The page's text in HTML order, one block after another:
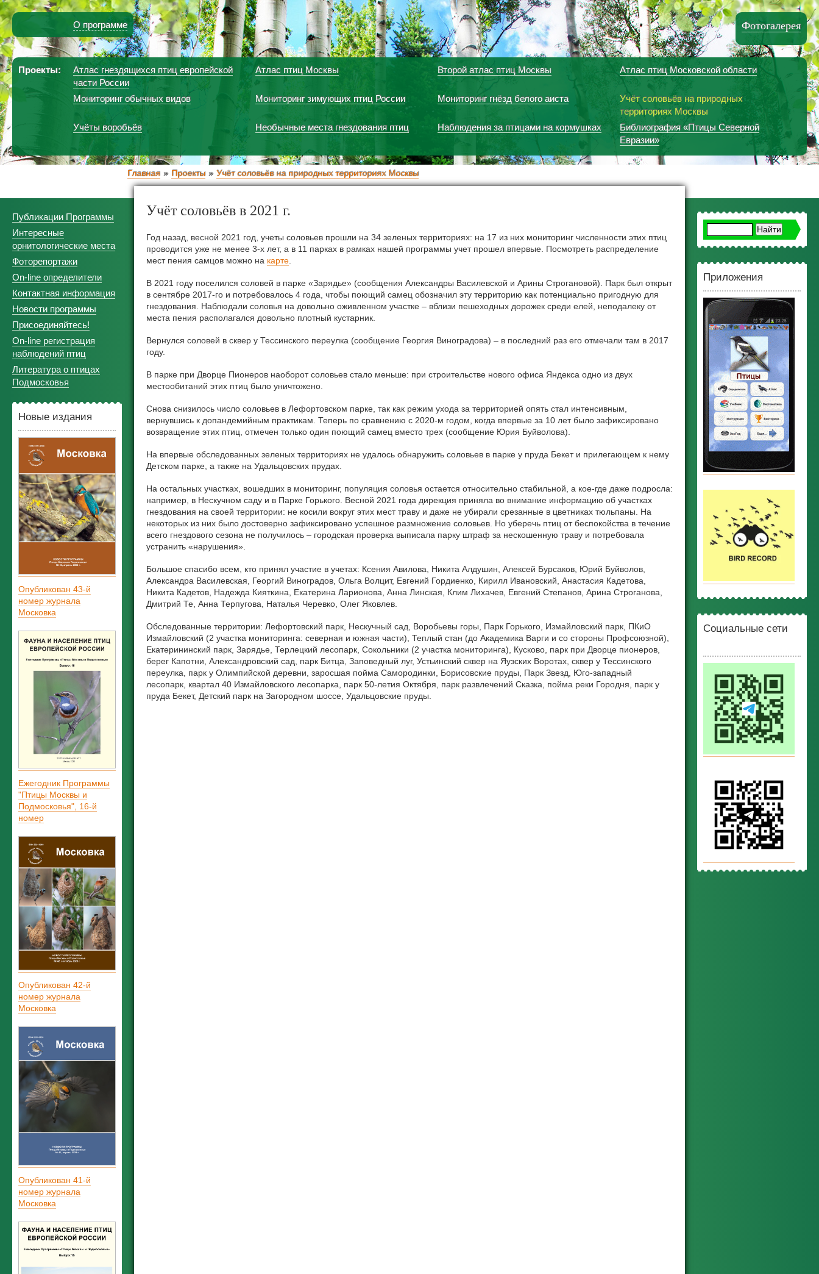
О программе Фотогалерея
Проекты:
Атлас гнездящихся птиц европейской
части России
Атлас птиц Москвы Второй атлас птиц Москвы Атлас птиц Московской области
Мониторинг обычных видов Мониторинг зимующих птиц России Мониторинг гнёзд белого аиста
Учёт соловьёв на природных
территориях Москвы
Учёты воробьёв
Необычные места гнездования птиц Наблюдения за птицами на кормушках
Библиография «Птицы Северной
Евразии»
Главная Проекты Учёт соловьёв на природных территориях Москвы
Публикации Программы
Интересные
орнитологические места
Фоторепортажи
On-line определители
Контактная информация
Новости программы
Присоединяйтесь!
On-line регистрация
наблюдений птиц
Литература о птицах
Подмосковья
Новые издания
Опубликован 43-й
номер журнала
Московка
Ежегодник Программы
"Птицы Москвы и
Подмосковья", 16-й
номер
Опубликован 42-й
номер журнала
Московка
Опубликован 41-й
номер журнала
Московка
Приложения
Социальные сети
Учёт соловьёв в 2021 г.
Год назад, весной 2021 год, учеты соловьев прошли на 34 зеленых территориях: на 17 из них мониторинг численности этих птиц
проводится уже не менее 3-х лет, а в 11 парках в рамках нашей программы учет прошел впервые. Посмотреть распределение
мест пения самцов можно на карте
В 2021 году поселился соловей в парке «Зарядье» (сообщения Александры Василевской и Арины Строгановой). Парк был открыт
в сентябре 2017-го и потребовалось 4 года, чтобы поющий самец обозначил эту территорию как потенциально пригодную для
гнездования. Наблюдали соловья на довольно оживленном участке – вблизи пешеходных дорожек среди елей, неподалеку от
места пения располагался довольно плотный кустарник.
Вернулся соловей в сквер у Тессинского переулка (сообщение Георгия Виноградова) – в последний раз его отмечали там в 2017
году.
В парке при Дворце Пионеров наоборот соловьев стало меньше: при строительстве нового офиса Яндекса одно из двух
местообитаний этих птиц было уничтожено.
Снова снизилось число соловьев в Лефортовском парке, так как режим ухода за территорией опять стал интенсивным,
вернувшись к допандемийным практикам. Теперь по сравнению с 2020-м годом, когда впервые за 10 лет было зафиксировано
возвращение этих птиц, отмечен только один поющий самец вместо трех (сообщение Юрия Буйволова).
На впервые обследованных зеленых территориях не удалось обнаружить соловьев в парке у пруда Бекет и прилегающем к нему
Детском парке, а также на Удальцовских прудах.
На остальных участках, вошедших в мониторинг, популяция соловья остается относительно стабильной, а кое-где даже подросла:
например, в Нескучном саду и в Парке Горького. Весной 2021 года дирекция приняла во внимание информацию об участках
гнездования на своей территории: не косили вокруг этих мест траву и даже не убирали срезанные в цветниках тюльпаны. На
некоторых из них было достоверно зафиксировано успешное размножение соловьев. Но уберечь птиц от беспокойства в течение
всего гнездового сезона не получилось – городская проверка выписала парку штраф за нескошенную траву и потребовала
устранить «нарушения».
Большое спасибо всем, кто принял участие в учетах: Ксения Авилова, Никита Алдушин, Алексей Бурсаков, Юрий Буйволов,
Александра Василевская, Георгий Виноградов, Ольга Волцит, Евгений Гордиенко, Кирилл Ивановский, Анастасия Кадетова,
Никита Кадетов, Надежда Кияткина, Екатерина Ларионова, Анна Линская, Клим Лихачев, Евгений Степанов, Арина Строганова,
Дмитрий Те, Анна Терпугова, Наталья Черевко, Олег Яковлев.
Обследованные территории: Лефортовский парк, Нескучный сад, Воробьевы горы, Парк Горького, Измайловский парк, ПКиО
Измайловский (2 участка мониторинга: северная и южная части), Теплый стан (до Академика Варги и со стороны Профсоюзной),
Екатерининский парк, Зарядье, Терлецкий лесопарк, Сокольники (2 участка мониторинга), Кусково, парк при Дворце пионеров,
берег Капотни, Александровский сад, парк Битца, Заповедный луг, Устьинский сквер на Яузских Воротах, сквер у Тессинского
переулка, парк у Олимпийской деревни, заросшая пойма Самородинки, Борисовские пруды, Парк Звезд, Юго-западный
лесопарк, квартал 40 Измайловского лесопарка, парк 50-летия Октября, парк развлечений Сказка, пойма реки Городня, парк у
пруда Бекет, Детский парк на Загородном шоссе, Удальцовские пруды.